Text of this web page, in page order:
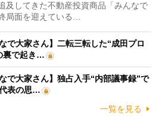
及してきた不動産投資商品「みんなで
局面を迎えている…
で大家さん】二転三転した“成田プロ
裏で起き…
で大家さん】独占入手“内部議事録”で
表の思…
一覧を見る